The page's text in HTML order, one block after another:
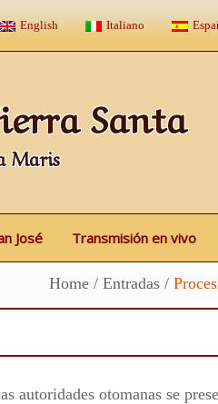
English Italiano
Santa
Maris
José Transmisión en vivo
Home / Entradas /
otomanas se